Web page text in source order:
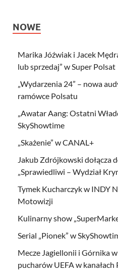
NOWE
Marika Jóźwiak i Jacek
lub sprzedaj” w Super Polsat
„Wydarzenia 24” – nowa
ramówce Polsatu
„Awatar Aang: Ostatni
SkyShowtime
„Skażenie” w CANAL+
Jakub Zdrójkowski dołącza
„Sprawiedliwi – Wydział
Tymek Kucharczyk w INDY
Motowizji
Kulinarny show
Serial „Pionek” w
Mecze Jagiellonii i Górnika
pucharów UEFA w